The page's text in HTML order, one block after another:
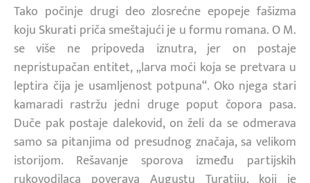
Tako počinje drugi deo zlosrećne epopeje fašizma
koju Skurati priča smeštajući je u formu romana. O M.
se više ne pripoveda iznutra, jer on postaje
nepristupačan entitet, „larva moći koja se pretvara u
leptira čija je usamljenost potpuna“. Oko njega stari
kamaradi rastržu jedni druge poput čopora pasa.
Duče pak postaje dalekovid, on želi da se odmerava
samo sa pitanjima od presudnog značaja, sa velikom
istorijom. Rešavanje sporova između partijskih